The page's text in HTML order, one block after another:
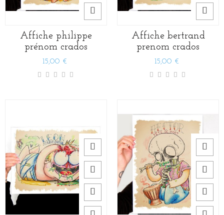
Affiche philippe
prénom crados
15,00 €
Affiche bertrand
prenom crados
15,00 €